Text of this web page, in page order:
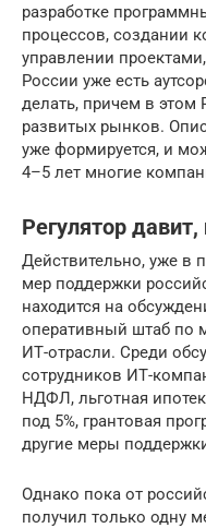
разработке
процессов, создании
управлении
России уже есть
делать, причем в этом
развитых рынков.
уже формируется, и
4–5 лет многие
Регулятор
Действительно, уже в
мер поддержки
находится на
оперативный штаб по
ИТ-отрасли. Среди
сотрудников ИТ-
НДФЛ, льготная
под 5%, грантовая
другие меры
Однако пока от
получил только одну